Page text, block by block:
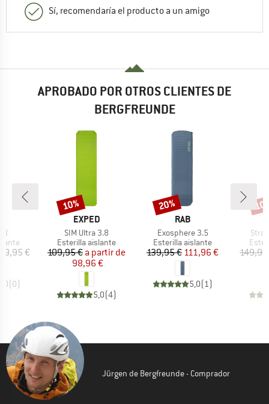
Sí, recomendaría el producto a un amigo
APROBADO POR OTROS CLIENTES DE
BERGFREUNDE
€
(0)
MARCA
EXPED
Artículo
SIM Ultra 3.8
Product group
Esterilla aislante
Precio
109,95 € Precio reducido
a partir de
98,96 €
5,0(4)
Descuento
10%
MARCA
RAB
Artículo
Exosphere 3.5
Product group
Esterilla aislante
Precio
139,95 €Precio reducido
111,96 €
5,0( 1)
Descuento
20%
Jürgen de Bergfreunde - Comprador